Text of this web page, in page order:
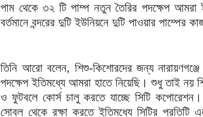
পাম থেকে ৩২ টি পাম্প নতুন তৈরির পদক্ষেপ আমরা
বর্তমানে বন্দরের দুটি ইউনিয়নে দুটি পাওয়ার পাম্পের
তিনি আরো বলেন, শিশু-কিশোরদের জন্য
পদক্ষেপ ইতিমধ্যে আমরা হাতে নিয়েছি। শুধু তাই নয়
ও ফুটবলে কোর্স চালু করতে যাচ্ছে সিটি কপোরেশন।
সোবল থেকে রক্ষা করতে ইতিমধ্যে সিটির প্রতিটি